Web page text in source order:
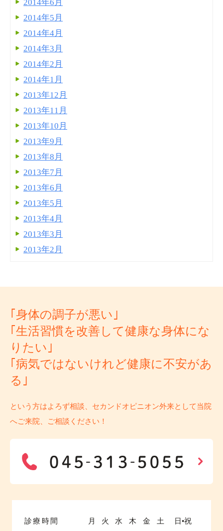
2014年6月
2014年5月
2014年4月
2014年3月
2014年2月
2014年1月
2013年12月
2013年11月
2013年10月
2013年9月
2013年8月
2013年7月
2013年6月
2013年5月
2013年4月
2013年3月
2013年2月
｢身体の調子が悪い｣
｢生活習慣を改善して健康な身体にな
りたい｣
｢病気ではないけれど健康に不安があ
る｣
という方はよろず相談、セカンドオピニオン外来として当院
へご来院、ご相談ください！
診療時間 月 火 水 木 金 土 日•祝